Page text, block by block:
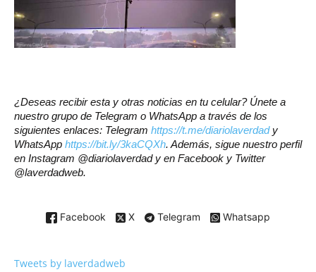
¿Deseas recibir esta y otras noticias en tu celular? Únete a
nuestro grupo de Telegram o WhatsApp a través de los
siguientes enlaces: Telegram https://t.me/diariolaverdady
WhatsApp https://bit.ly/3kaCQXh. Además, sigue nuestro perfil
en Instagram @diariolaverdad y en Facebook y Twitter
@laverdadweb.
Facebook X Telegram Whatsapp
Tweets by laverdadweb